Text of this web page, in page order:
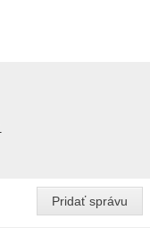
Pridať správu